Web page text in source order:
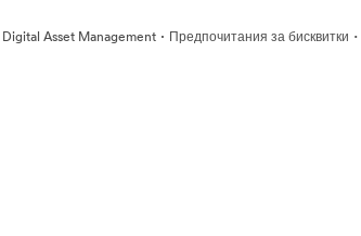
Asset Management · Предпочитания за бисквитки ·